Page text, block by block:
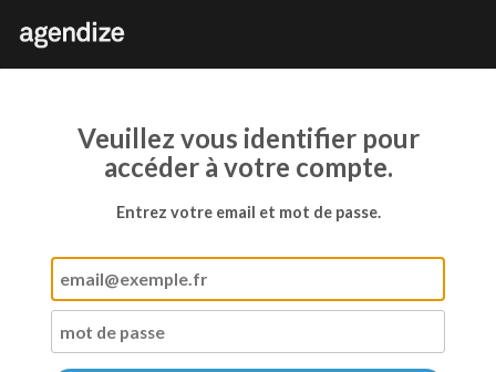
Veuillez vous identifier pour
accéder à votre compte.
Entrez votre email et mot de passe.